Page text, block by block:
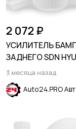
2 072 ₽
УСИЛИТЕЛЬ
ЗАДНЕГО SDN
SOLARIS 2014-2017
3 месяца назад